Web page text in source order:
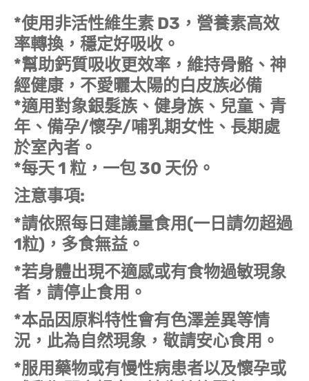
*使用非活性維生素 D3，營養素高效
率轉換，穩定好吸收。
*幫助鈣質吸收更效率，維持骨骼、神
經健康，不愛曬太陽的白皮族必備
*適用對象銀髮族、健身族、兒童、青
年、備孕/懷孕/哺乳期女性、長期處
於室內者。
*每天 1 粒，一包 30 天份。
注意事項:
*請依照每日建議量食用(一日請勿超過
1粒)，多食無益。
*若身體出現不適感或有食物過敏現象
者，請停止食用。
*本品因原料特性會有色澤差異等情
況，此為自然現象，敬請安心食用。
*服用藥物或有慢性病患者以及懷孕或